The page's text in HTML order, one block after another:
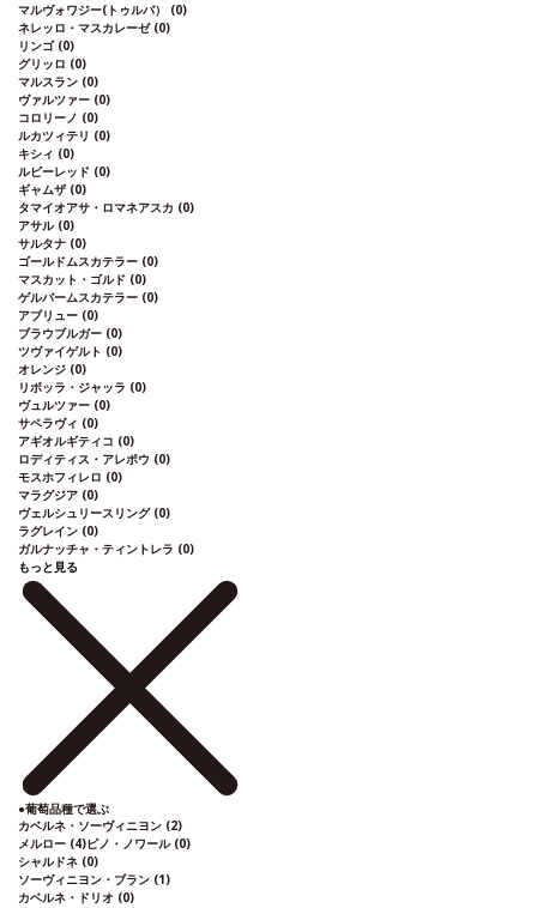
マルヴォワジー(トゥルバ） (0)
ネレッロ・マスカレーゼ (0)
リンゴ (0)
グリッロ (0)
マルスラン (0)
ヴァルツァー (0)
コロリーノ (0)
ルカツィテリ (0)
キシィ (0)
ルビーレッド (0)
ギャムザ (0)
タマイオアサ・ロマネアスカ (0)
アサル (0)
サルタナ (0)
ゴールドムスカテラー (0)
マスカット・ゴルド (0)
ゲルバームスカテラー (0)
アブリュー (0)
ブラウブルガー (0)
ツヴァイゲルト (0)
オレンジ (0)
リボッラ・ジャッラ (0)
ヴュルツァー (0)
サペラヴィ (0)
アギオルギティコ (0)
ロディティス・アレポウ (0)
モスホフィレロ (0)
マラグジア (0)
ヴェルシュリースリング (0)
ラグレイン (0)
ガルナッチャ・ティントレラ (0)
もっと見る
●葡萄品種で選ぶ
カベルネ・ソーヴィニヨン (2)
メルロー (4)ピノ・ノワール (0)
シャルドネ (0)
ソーヴィニヨン・ブラン (1)
カベルネ・ドリオ (0)